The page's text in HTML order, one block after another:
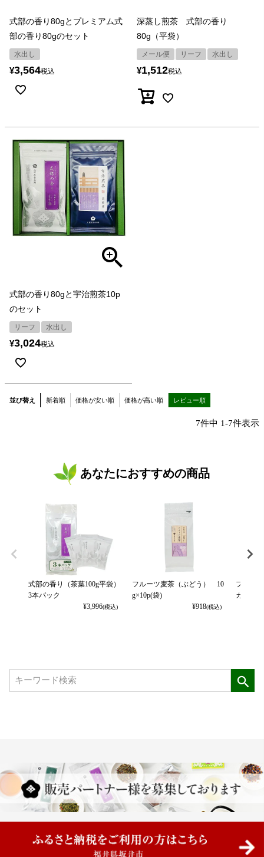
式部の香り80gとプレミアム式
部の香り80gのセット
水出し
¥3,564税込
深蒸し煎茶 式部の香り
80g（平袋）
メール便 リーフ 水出し
¥1,512税込
式部の香り80gと宇治煎茶10p
のセット
リーフ 水出し
¥3,024税込
並び替え 新着順 価格が安い順 価格が高い順 レビュー順
7件中 1-7件表示
あなたにおすすめの商品
式部の香り（茶葉100g平袋）
3本パック
¥3,996(税込)
フルーツ麦茶（ぶどう） 10
g×10p(袋)
¥918(税込)
フルー
カット